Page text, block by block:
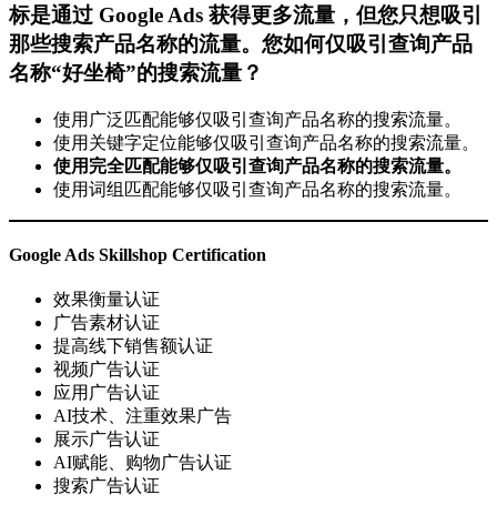
标是通过 Google Ads 获得更多流量，但您只想吸引
那些搜索产品名称的流量。您如何仅吸引查询产品
名称“好坐椅”的搜索流量？
使用广泛匹配能够仅吸引查询产品名称的搜索流量。
使用关键字定位能够仅吸引查询产品名称的搜索流量。
使用完全匹配能够仅吸引查询产品名称的搜索流量。
使用词组匹配能够仅吸引查询产品名称的搜索流量。
Google Ads Skillshop Certification
效果衡量认证
广告素材认证
提高线下销售额认证
视频广告认证
应用广告认证
AI技术、注重效果广告
展示广告认证
AI赋能、购物广告认证
搜索广告认证